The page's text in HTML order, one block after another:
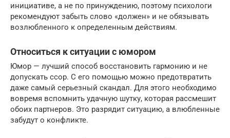
инициативе, а не по принуждению, поэтому психологи
рекомендуют забыть слово «должен» и не обязывать
возлюбленного к определенным действиям.
Относиться к ситуации с юмором
Юмор — лучший способ восстановить гармонию и не
допускать ссор. С его помощью можно предотвратить
даже самый серьезный скандал. Для этого необходимо
вовремя вспомнить удачную шутку, которая рассмешит
обоих партнеров. Это разрядит ситуацию, а влюбленные
забудут о конфликте.